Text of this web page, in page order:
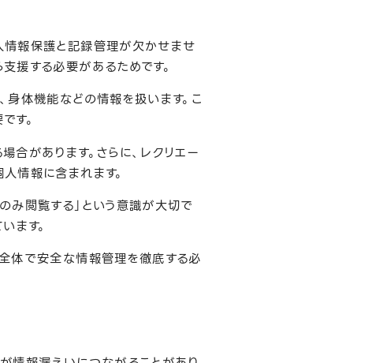
情報保護と記録管理が欠かせませ
援する必要があるためです。
体機能などの情報を扱います。こ
す。
があります。さらに、レクリエー
情報に含まれます。
み閲覧する」という意識が大切で
ます。
体で安全な情報管理を徹底する必